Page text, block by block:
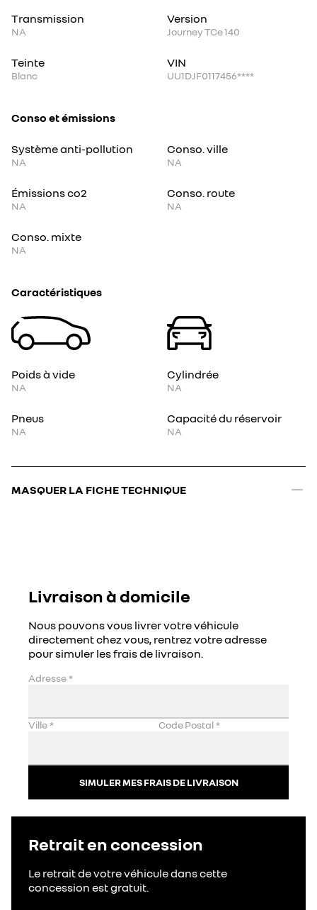
MASQUER LA FICHE TECHNIQUE
Transmission
NA
Version
Journey TCe 140
Teinte
Blanc
VIN
UU1DJF0117456****
Conso et émissions
Système anti-pollution
NA
Conso. ville
NA
Émissions co2
NA
Conso. route
NA
Conso. mixte
NA
Caractéristiques
Poids à vide
NA
Cylindrée
NA
Pneus
NA
Capacité du réservoir
NA
Livraison à domicile
Nous pouvons vous livrer votre véhicule
directement chez vous, rentrez votre adresse
pour simuler les frais de livraison.
Adresse*
Ville* Code Postal*
SIMULER MES FRAIS DE LIVRAISON
Retrait en concession
Le retrait de votre véhicule dans cette
concession est gratuit.